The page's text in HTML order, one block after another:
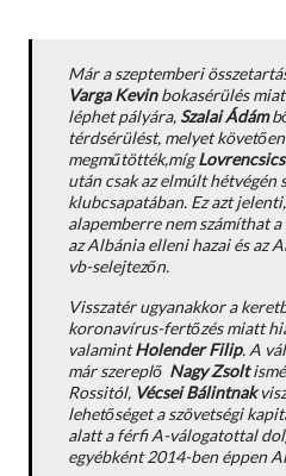
Már a szeptemberi
Varga Kevinbokasérülés
léphet pályára,Szalai Ádám
térdsérülést, melyet
megműtötték,míg
után csak az elmúlt hétvégén
klubcsapatában. Ez azt
alapemberre nem számíthat
az Albánia elleni hazai és az
vb-selejtezőn.
Visszatér ugyanakkor a
koronavírus-fertőzés miatt
valamintHolender Filip. A
már szereplő Nagy Zsolt
Rossitól, Vécsei Bálintnak
lehetőséget a szövetségi
alatt a férfi A-válogatottal
egyébként 2014-ben éppen